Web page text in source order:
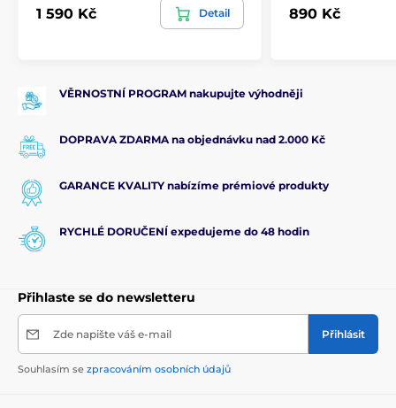
1 590 Kč Detail 890 Kč
VĚRNOSTNÍ PROGRAM nakupujte výhodněji
DOPRAVA ZDARMA na objednávku nad 2.000 Kč
GARANCE KVALITY nabízíme prémiové produkty
RYCHLÉ DORUČENÍ expedujeme do 48 hodin
Přihlaste se do newsletteru
Zde napište váš e-mail Přihlásit
Souhlasím se zpracováním osobních údajů